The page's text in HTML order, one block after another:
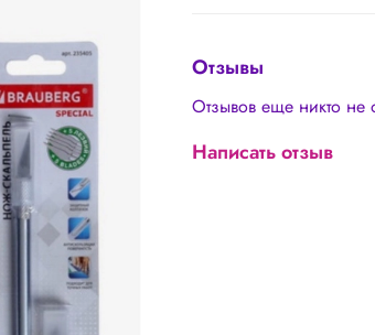
Отзывы
Отзывов еще никто не
Написать отзыв